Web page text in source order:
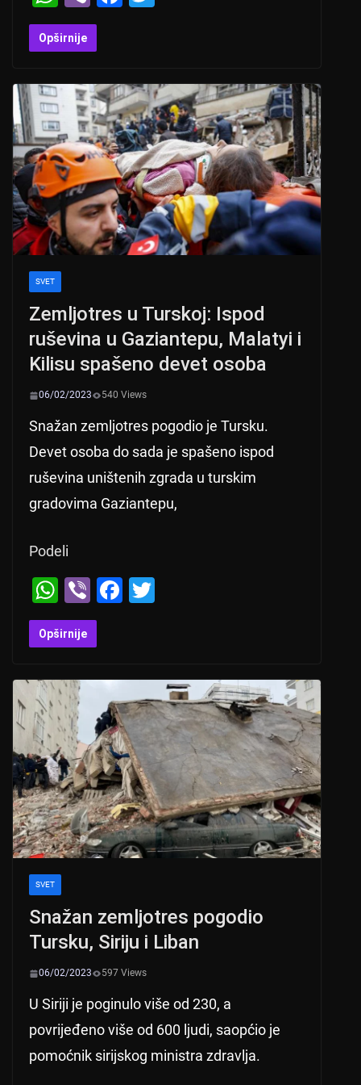
h
at
A
p
p
b
er
b
o
o
k
Opširnije
SVET
Zemljotres u Turskoj: Ispod
ruševina u Gaziantepu, Malatyi i
Kilisu spašeno devet osoba
06/02/2023 540 Views
Snažan zemljotres pogodio je Tursku.
Devet osoba do sada je spašeno ispod
ruševina uništenih zgrada u turskim
gradovima Gaziantepu,
Podeli
W
h
at
A
p
p
Vi
b
er
F
b
o
o
k
Opširnije
SVET
Snažan zemljotres pogodio
Tursku, Siriju i Liban
06/02/2023 597 Views
U Siriji je poginulo više od 230, a
povrijeđeno više od 600 ljudi, saopćio je
pomoćnik sirijskog ministra zdravlja.